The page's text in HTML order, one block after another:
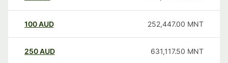
100AUD 252,447.00 MNT
250AUD 631,117.50 MNT